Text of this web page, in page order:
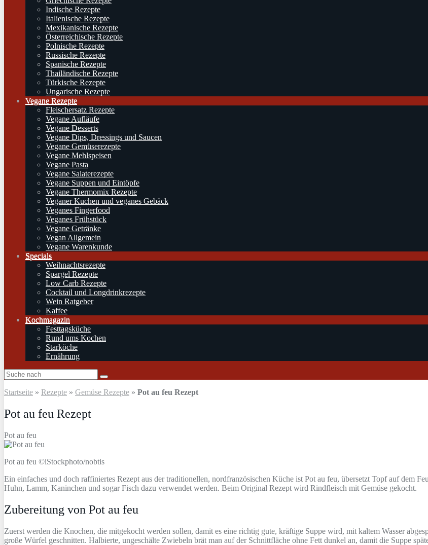
Indische Rezepte
Italienische Rezepte
Mexikanische Rezepte
Österreichische Rezepte
Polnische Rezepte
Russische Rezepte
Spanische Rezepte
Thailändische Rezepte
Türkische Rezepte
Ungarische Rezepte
Vegane Rezepte
Fleischersatz Rezepte
Vegane Aufläufe
Vegane Desserts
Vegane Dips, Dressings und Saucen
Vegane Gemüserezepte
Vegane Mehlspeisen
Vegane Pasta
Vegane Salaterezepte
Vegane Suppen und Eintöpfe
Vegane Thermomix Rezepte
Veganer Kuchen und veganes Gebäck
Veganes Fingerfood
Veganes Frühstück
Vegane Getränke
Vegan Allgemein
Vegane Warenkunde
Specials
Weihnachtsrezepte
Spargel Rezepte
Low Carb Rezepte
Cocktail und Longdrinkrezepte
Wein Ratgeber
Kaffee
Kochmagazin
Festtagsküche
Rund ums Kochen
Starköche
Ernährung
Startseite » Rezepte » Gemüse Rezepte » Pot au feu Rezept
Pot au feu Rezept
Pot au feu
Pot au feu ©iStockphoto/nobtis
Ein einfaches und doch raffiniertes Rezept aus der traditionellen, nordfranzösischen Küche ist Pot au feu, übersetzt Topf auf dem
Huhn, Lamm, Kaninchen und sogar Fisch dazu verwendet werden. Beim Original Rezept wird Rindfleisch mit Gemüse gekocht.
Zubereitung von Pot au feu
Zuerst werden die Knochen, die mitgekocht werden sollen, damit es eine richtig gute, kräftige Suppe wird, mit kaltem Wasser
große Würfel geschnitten. Halbierte, ungeschälte Zwiebeln brät man auf der Schnittfläche ohne Fett dunkel an, damit die Suppe